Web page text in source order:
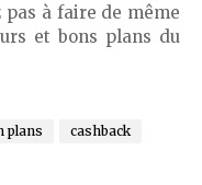
à faire de même
et bons plans du
plans
cashback